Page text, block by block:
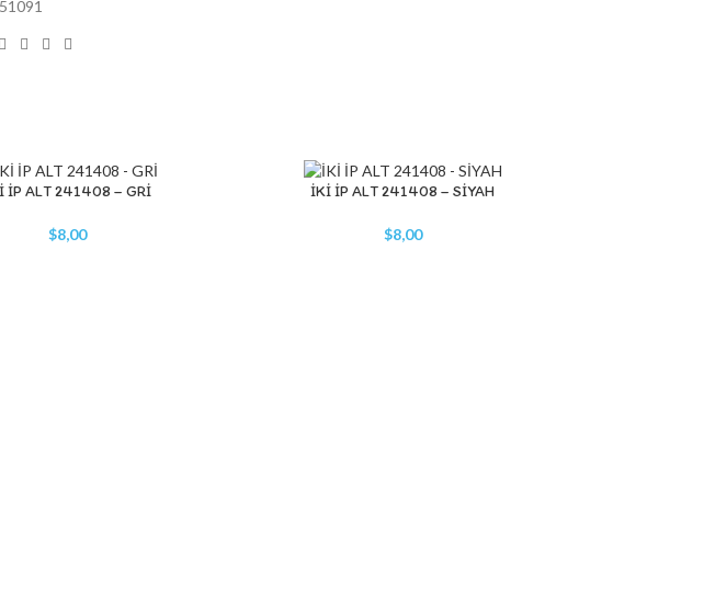
İP ALT 241408 – GRİ
$8,00
SEPETE EKLEİKİ İP ALT 241408 – SİYAH
$8,00